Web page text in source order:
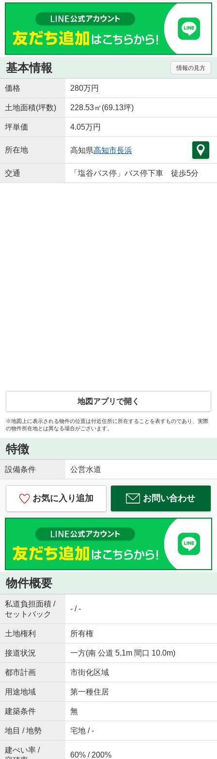
基本情報 情報の見方
価格 280万円
土地面積(坪数) 228.53㎡(69.13坪)
坪単価 4.05万円
所在地 高知県高知市長浜
交通 「塩谷バス停」バス停下車 徒歩5分
地図アプリで開く
※地図上に表示される物件の位置は付近住所に所在することを表すものであり、実際
の物件所在地とは異なる場合がございます。
特徴
設備条件 公営水道
お気に入り追加 お問い合わせ
物件概要
私道負担面積 /
セットバック
- / -
土地権利 所有権
接道状況 一方(南 公道 5.1m 間口 10.0m)
都市計画 市街化区域
用途地域 第一種住居
建築条件 無
地目 / 地勢 宅地 / -
建ぺい率 /
60% / 200%